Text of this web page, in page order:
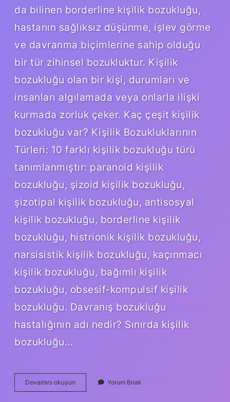
da bilinen borderline kişilik bozukluğu,
hastanın sağlıksız düşünme, işlev görme
ve davranma biçimlerine sahip olduğu
bir tür zihinsel bozukluktur. Kişilik
bozukluğu olan bir kişi, durumları ve
insanları algılamada veya onlarla ilişki
kurmada zorluk çeker. Kaç çeşit kişilik
bozukluğu var? Kişilik Bozukluklarının
Türleri: 10 farklı kişilik bozukluğu türü
tanımlanmıştır: paranoid kişilik
bozukluğu, şizoid kişilik bozukluğu,
şizotipal kişilik bozukluğu, antisosyal
kişilik bozukluğu, borderline kişilik
bozukluğu, histrionik kişilik bozukluğu,
narsisistik kişilik bozukluğu, kaçınmacı
kişilik bozukluğu, bağımlı kişilik
bozukluğu, obsesif-kompulsif kişilik
bozukluğu. Davranış bozukluğu
hastalığının adı nedir? Sınırda kişilik
bozukluğu…
Devamını okuyun
Bozukluğunun
Yorum Bırak